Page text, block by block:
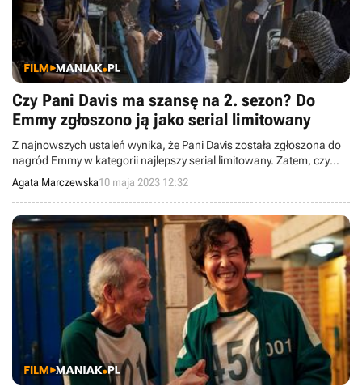
Czy Pani Davis ma szansę na 2. sezon? Do
Emmy zgłoszono ją jako serial limitowany
Z najnowszych ustaleń wynika, że Pani Davis została zgłoszona do
nagród Emmy w kategorii najlepszy serial limitowany. Zatem, czy
wciąż istnieje szansa, że produkcja powróci z drugim sezonem?
Agata Marczewska10 maja 2023 12:32